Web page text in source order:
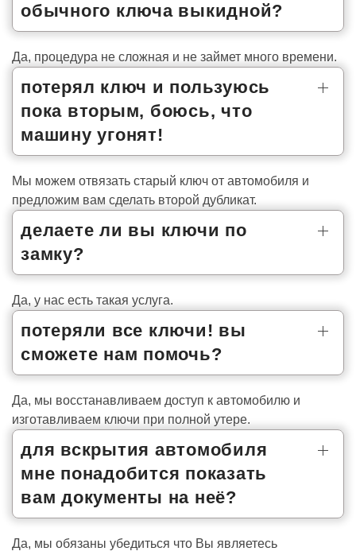
обычного ключа выкидной?
Да, процедура не сложная и не займет много времени.
потерял ключ и пользуюсь
пока вторым, боюсь, что
машину угонят!
Мы можем отвязать старый ключ от автомобиля и
предложим вам сделать второй дубликат.
делаете ли вы ключи по
замку?
Да, у нас есть такая услуга.
потеряли все ключи! вы
сможете нам помочь?
Да, мы восстанавливаем доступ к автомобилю и
изготавливаем ключи при полной утере.
для вскрытия автомобиля
мне понадобится показать
вам документы на неё?
Да, мы обязаны убедиться что Вы являетесь